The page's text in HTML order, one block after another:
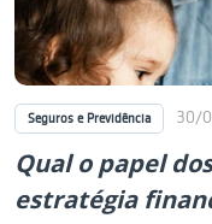
Seguros e Previdência 30/
Qual o papel
estratégia